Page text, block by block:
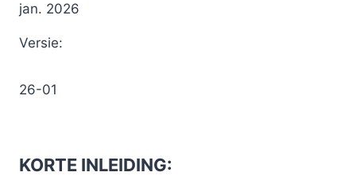
jan. 2026
Versie:
26-01
KORTE INLEIDING: